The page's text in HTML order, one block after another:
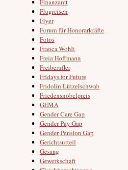
Finanzamt
Flugreisen
Flyer
Forum für Honorarkräfte
Fotos
Franca Wohlt
Freia Hoffmann
Freiberufler
Fridays for Future
Fridolin Lützelschwab
Friedensnobelpreis
GEMA
Gender Care Gap
Gender Pay Gap
Gender Pension Gap
Gerichtsurteil
Gesang
Gewerkschaft